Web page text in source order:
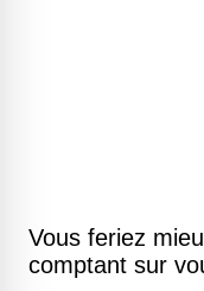
Vous feriez
comptant sur